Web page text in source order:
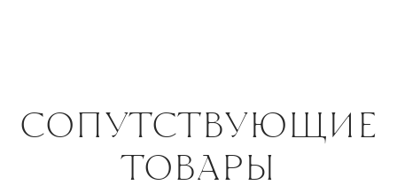
СОПУТСТВУЮЩИЕ
ТОВАРЫ